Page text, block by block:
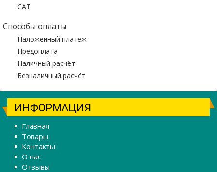
САТ
Способы оплаты
Наложенный платеж
Предоплата
Наличный расчёт
Безналичный расчёт
ИНФОРМАЦИЯ
Главная
Товары
Контакты
О нас
Отзывы